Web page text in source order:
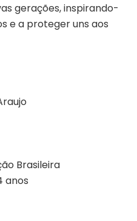
gerações, inspirando-
e a proteger uns aos
Brasileira
anos